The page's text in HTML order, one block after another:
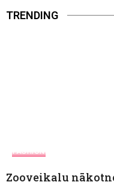
TRENDING
FASHION
Zooveikalu